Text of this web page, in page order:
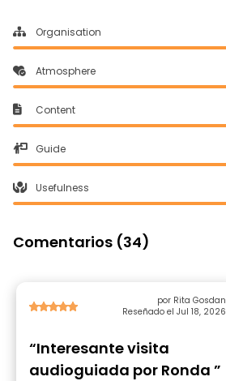
Organisation
Atmosphere
Content
Guide
Usefulness
Comentarios (34)
por Rita Gosdan
Reseñado el Jul 18, 2026
“Interesante visita
audioguiada por Ronda ”